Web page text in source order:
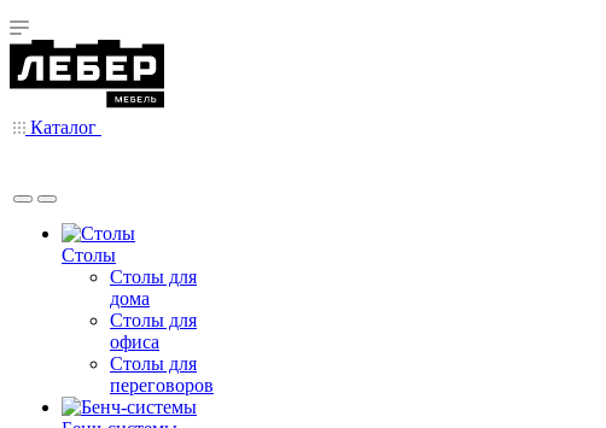
Каталог
Столы
Столы для
дома
Столы для
офиса
Столы для
переговоров